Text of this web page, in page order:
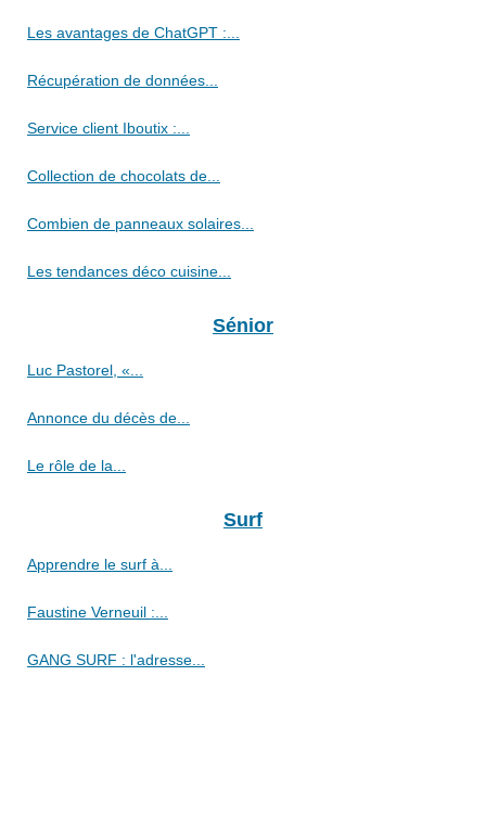
Les avantages de ChatGPT :...
Récupération de données...
Service client Iboutix :...
Collection de chocolats de...
Combien de panneaux solaires...
Les tendances déco cuisine...
Sénior
Luc Pastorel, «...
Annonce du décès de...
Le rôle de la...
Surf
Apprendre le surf à...
Faustine Verneuil :...
GANG SURF : l'adresse...